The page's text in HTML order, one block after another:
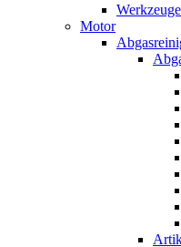
Werkzeuge
Motor